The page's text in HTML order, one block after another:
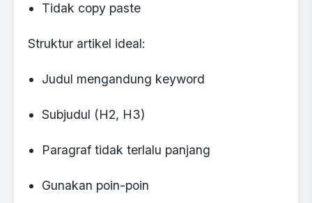
Tidak copy paste
Struktur artikel ideal:
Judul mengandung keyword
Subjudul (H2, H3)
Paragraf tidak terlalu panjang
Gunakan poin-poin